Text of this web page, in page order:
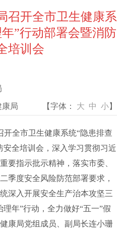
召开全市卫生健康系
”行动部署会暨消防
培训会
康局 【字体： 大 中 小】
开全市卫生健康系统“隐患排查
安全培训会，深入学习贯彻习近
要指示批示精神，落实市委、
季度安全风险防范部署要求，
深入开展安全生产治本攻坚三
年”行动，全力做好“五一”假
康局党组成员、副局长连小珊